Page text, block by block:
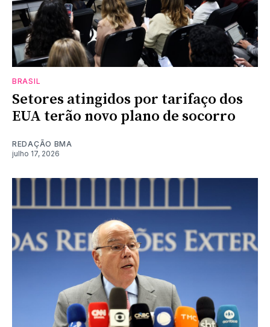
BRASIL
Setores atingidos por tarifaço dos
EUA terão novo plano de socorro
REDAÇÃO BMA
julho 17, 2026